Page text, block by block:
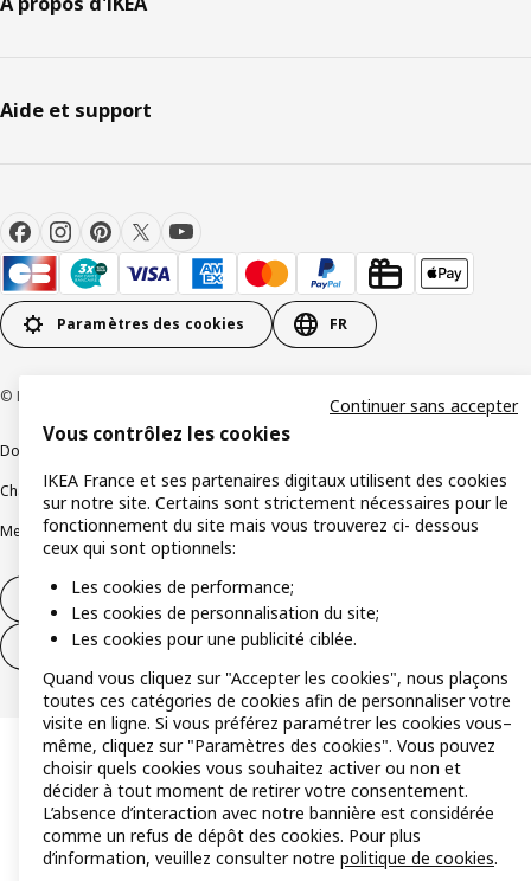
Aide et support
Paramètres des cookies FR
© Inter IKEA Systems B.V 1999-2026
Documents juridiques et informations légales
Charte de protection des donnéesPolitique relative aux cookies
Mentions légalesAlertes fraudeRappel produitAccessibilité : non conforme
Formulaire de rétractation – produits
Formulaire de rétractation – services
Vous contrôlez les cookies
IKEA France et ses partenaires digitaux utilisent des cookies
sur notre site. Certains sont strictement nécessaires pour le
fonctionnement du site mais vous trouverez ci- dessous
ceux qui sont optionnels:
Les cookies de performance;
Les cookies de personnalisation du site;
Les cookies pour une publicité ciblée.
Quand vous cliquez sur "Accepter les cookies", nous plaçons
toutes ces catégories de cookies afin de personnaliser votre
visite en ligne. Si vous préférez paramétrer les cookies vous–
même, cliquez sur "Paramètres des cookies". Vous pouvez
choisir quels cookies vous souhaitez activer ou non et
décider à tout moment de retirer votre consentement.
L’absence d’interaction avec notre bannière est considérée
comme un refus de dépôt des cookies. Pour plus
d’information, veuillez consulter notre politique de cookies.
Continuer sans accepter